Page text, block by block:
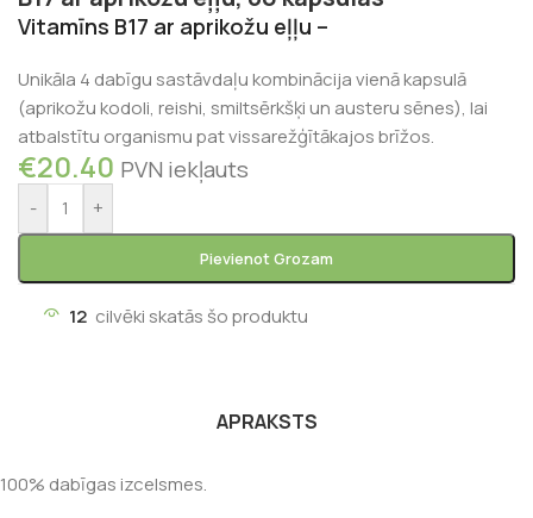
Vitamīns B17 ar aprikožu eļļu –
Unikāla 4 dabīgu sastāvdaļu kombinācija vienā kapsulā
(aprikožu kodoli, reishi, smiltsērkšķi un austeru sēnes), lai
atbalstītu organismu pat vissarežģītākajos brīžos.
€20.40 PVN iekļauts
- +
Pievienot Grozam
12 cilvēki skatās šo produktu
APRAKSTS
100% dabīgas izcelsmes.